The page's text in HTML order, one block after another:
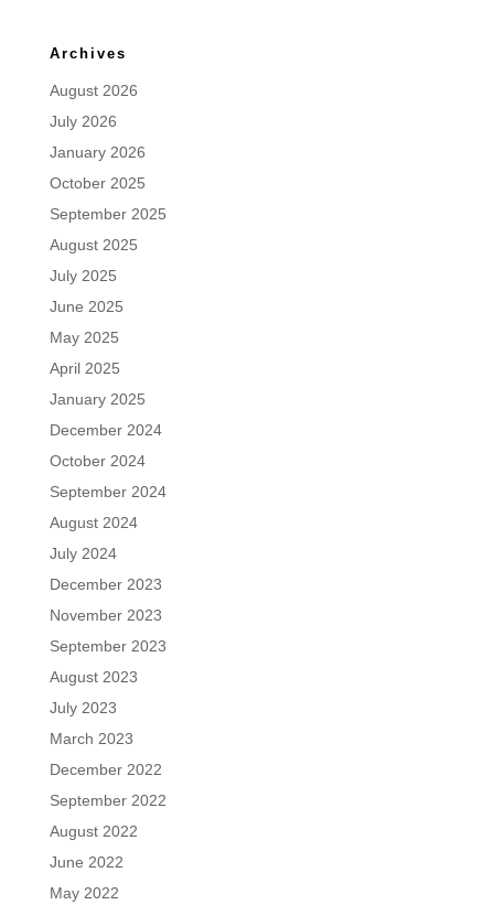
Archives
August 2026
July 2026
January 2026
October 2025
September 2025
August 2025
July 2025
June 2025
May 2025
April 2025
January 2025
December 2024
October 2024
September 2024
August 2024
July 2024
December 2023
November 2023
September 2023
August 2023
July 2023
March 2023
December 2022
September 2022
August 2022
June 2022
May 2022